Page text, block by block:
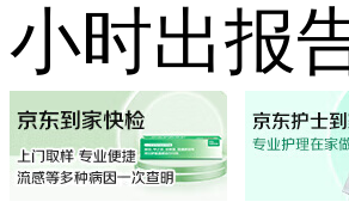
小时出报